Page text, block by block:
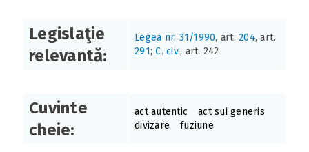
Legislaţie
relevantă:
Legea nr. 31/1990, art. 204, art.
291;C. civ., art. 242
Cuvinte
cheie:
act autentic
act sui generis
divizare
fuziune